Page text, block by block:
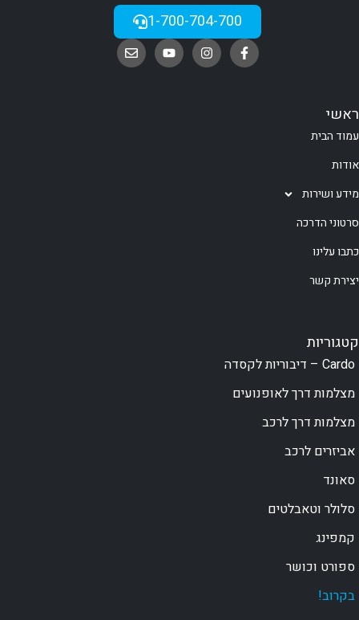
1-700-704-700
ראשי
עמוד הבית
אודות
מידע ושירות
סרטוני הדרכה
כתבו עלינו
יצירת קשר
קטגוריות
Cardo – דיבוריות לקסדה
מצלמות דרך לאופנועים
מצלמות דרך לרכב
אביזרים לרכב
סאונד
סלולר וטאבלטים
קמפינג
ספורט וכושר
בקרוב!